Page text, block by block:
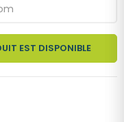
EST DISPONIBLE